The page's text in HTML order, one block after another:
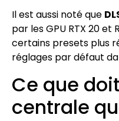
Il est aussi noté que
par les GPU RTX 20
certains presets plus
réglages par défaut
Ce que
centrale